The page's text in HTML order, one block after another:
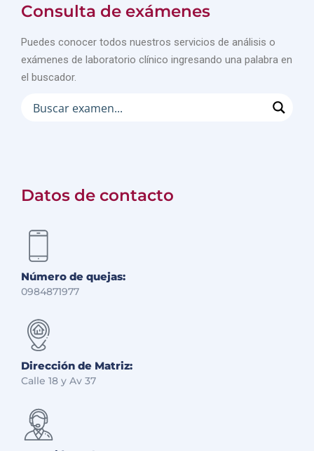
Consulta de exámenes
Puedes conocer todos nuestros servicios de análisis o
exámenes de laboratorio clínico ingresando una palabra en
el buscador.
Datos de contacto
Número de quejas:
0984871977
Dirección de Matriz:
Calle 18 y Av 37